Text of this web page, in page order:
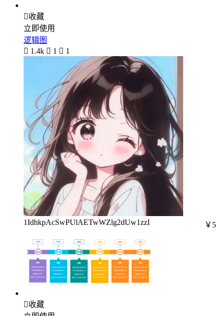
收藏
立即使用
逻辑图
 1.4k  1  1
1IdhkpAcSwPUlAETwWZlg2dUw1zzI ￥5
收藏